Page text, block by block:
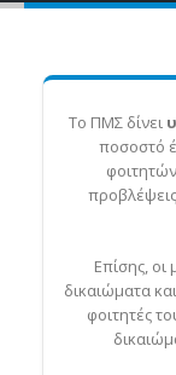
Το ΠΜΣ δίνει
ποσοστό
Επίσης, οι
δικαιώματα
φοιτητές